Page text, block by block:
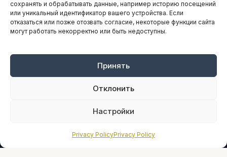
сохранять и обрабатывать данные, например историю посещений
или уникальный идентификатор вашего устройства. Если
отказаться или позже отозвать согласие, некоторые функции сайта
могут работать некорректно или быть недоступны.
Принять
Отклонить
Настройки
Privacy PolicyPrivacy Policy
НАВИГАЦИЯ
Оплата онлайн